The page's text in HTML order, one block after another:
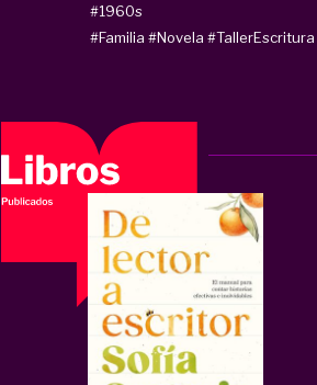
#1960s
#Familia #Novela #TallerEscritura